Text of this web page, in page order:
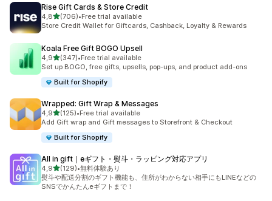
Rise Gift Cards & Store Credit
4,85 yıldız üzerinden
(706)
toplam 706 değerlendirme
•Free trial available
Store Credit Wallet for Giftcards, Cashback, Loyalty & Rewards
Koala Free Gift BOGO Upsell
4,95 yıldız üzerinden
(347)
toplam 347 değerlendirme
•Free trial available
Set up BOGO, free gifts, upsells, pop-ups, and product add-ons
Built for Shopify
Wrapped: Gift Wrap & Messages
4,95 yıldız üzerinden
(125)
toplam 125 değerlendirme
•Free trial available
Add Gift wrap and Gift messages to Storefront & Checkout
Built for Shopify
All in gift｜eギフト・熨斗・ラッピング対応アプリ
4,95 yıldız üzerinden
(129)
toplam 129 değerlendirme
•無料体験あり
熨斗や配送分割のギフト機能も、住所がわからない相手にもLINEなどの
SNSでかんたんeギフトまで！